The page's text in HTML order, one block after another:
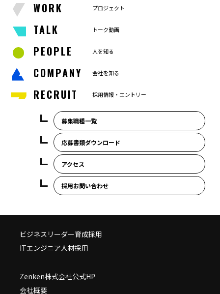
WORK プロジェクト
TALK トーク動画
PEOPLE 人を知る
COMPANY 会社を知る
RECRUIT 採用情報・エントリー
募集職種一覧
応募書類ダウンロード
アクセス
採用お問い合わせ
ビジネスリーダー育成採用
ITエンジニア人材採用
Zenken株式会社公式HP
会社概要